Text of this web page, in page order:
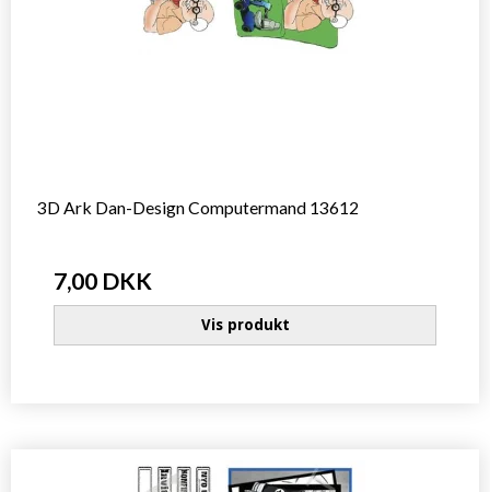
3D Ark Dan-Design Computermand 13612
7,00 DKK
Vis produkt